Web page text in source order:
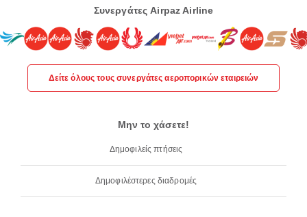
Συνεργάτες Airpaz Airline
Δείτε όλους τους συνεργάτες αεροπορικών εταιρειών
Μην το χάσετε!
Δημοφιλείς πτήσεις
Δημοφιλέστερες διαδρομές